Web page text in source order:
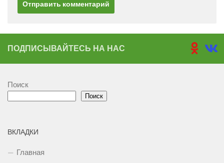
ПОДПИСЫВАЙТЕСЬ НА НАС
Поиск
Поиск
ВКЛАДКИ
Главная